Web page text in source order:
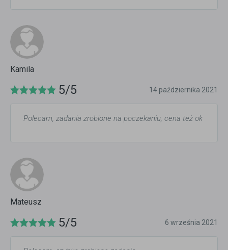
Kamila
5/5 14 października 2021
Polecam, zadania zrobione na poczekaniu, cena też ok
Mateusz
5/5 6 września 2021